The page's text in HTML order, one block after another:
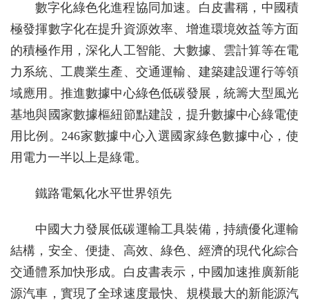
數字化綠色化進程協同加速。白皮書稱，中國積
極發揮數字化在提升資源效率、增進環境效益等方面
的積極作用，深化人工智能、大數據、雲計算等在電
力系統、工農業生產、交通運輸、建築建設運行等領
域應用。推進數據中心綠色低碳發展，統籌大型風光
基地與國家數據樞紐節點建設，提升數據中心綠電使
用比例。246家數據中心入選國家綠色數據中心，使
用電力一半以上是綠電。
鐵路電氣化水平世界領先
中國大力發展低碳運輸工具裝備，持續優化運輸
結構，安全、便捷、高效、綠色、經濟的現代化綜合
交通體系加快形成。白皮書表示，中國加速推廣新能
源汽車，實現了全球速度最快、規模最大的新能源汽